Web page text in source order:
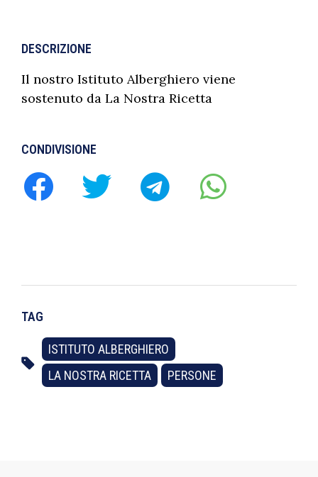
DESCRIZIONE
Il nostro Istituto Alberghiero viene
sostenuto da La Nostra Ricetta
CONDIVISIONE
TAG
ISTITUTO ALBERGHIERO
LA NOSTRA RICETTA
PERSONE